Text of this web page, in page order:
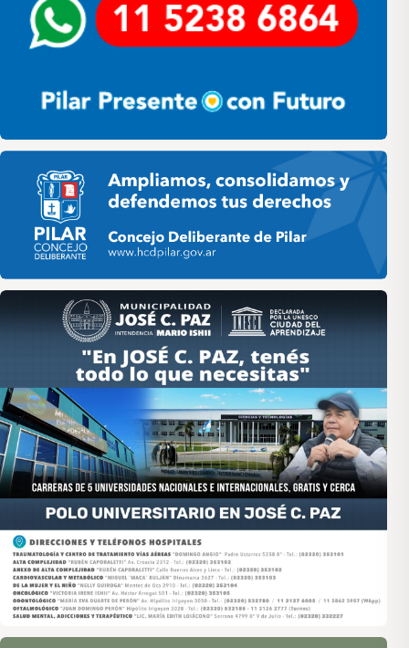
Pilar HCD
Asociación de Medios Vecinales